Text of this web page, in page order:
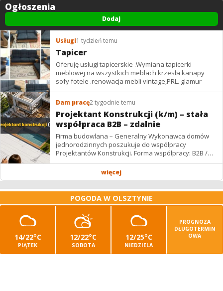
Ogłoszenia
Dodaj
Usługi1 tydzień temu
Tapicer
Oferuję usługi tapicerskie .Wymiana tapicerki
meblowej na wszystkich meblach krzesła kanapy
sofy fotele .renowacja mebli vintage,PRL. glamur
Dam pracę2 tygodnie temu
Projektant Konstrukcji (k/m) – stała
współpraca B2B – zdalnie
Firma budowlana – Generalny Wykonawca domów
jednorodzinnych poszukuje do współpracy
Projektantów Konstrukcji. Forma współpracy: B2B /
więcej
POGODA W OLSZTYNIE
14/22°C
PIĄTEK
12/22°C
SOBOTA
12/25°C
NIEDZIELA
PROGNOZA
DŁUGOTERMIN
OWA